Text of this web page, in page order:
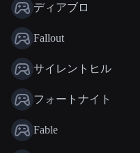
ディアブロ
Fallout
サイレントヒル
フォートナイト
Fable